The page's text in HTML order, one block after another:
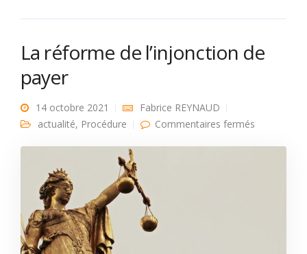
La réforme de l’injonction de
payer
14 octobre 2021
Fabrice REYNAUD
actualité, Procédure Commentaires fermés
de payer